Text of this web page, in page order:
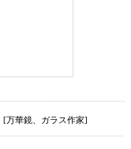
[万華鏡、ガラス作家]